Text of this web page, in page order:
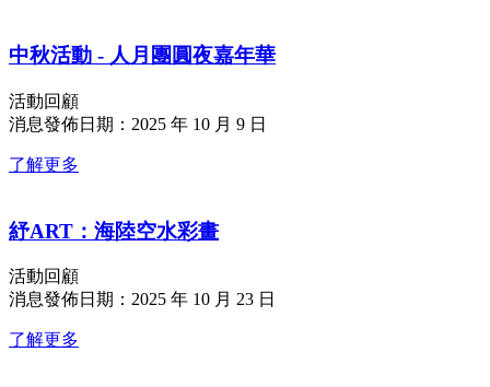
中秋活動 - 人月團圓夜嘉年華
活動回顧
消息發佈日期：2025 年 10 月 9 日
了解更多
紓ART：海陸空水彩畫
活動回顧
消息發佈日期：2025 年 10 月 23 日
了解更多